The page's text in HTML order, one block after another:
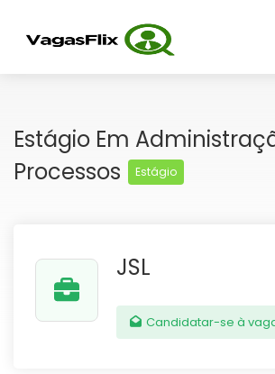
Estágio Em
Processos
Estágio
JSL
Candidatar-se à